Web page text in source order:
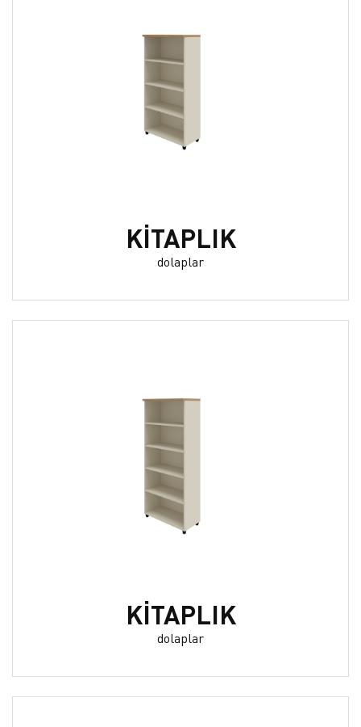
KİTAPLIK
dolaplar
KİTAPLIK
dolaplar